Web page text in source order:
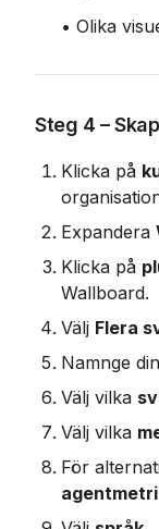
• Olika
Steg 4 –
Klicka på
Expandera
Klicka på
Wallboard.
Välj Flera
Namnge
Välj vilka
Välj vilka
För